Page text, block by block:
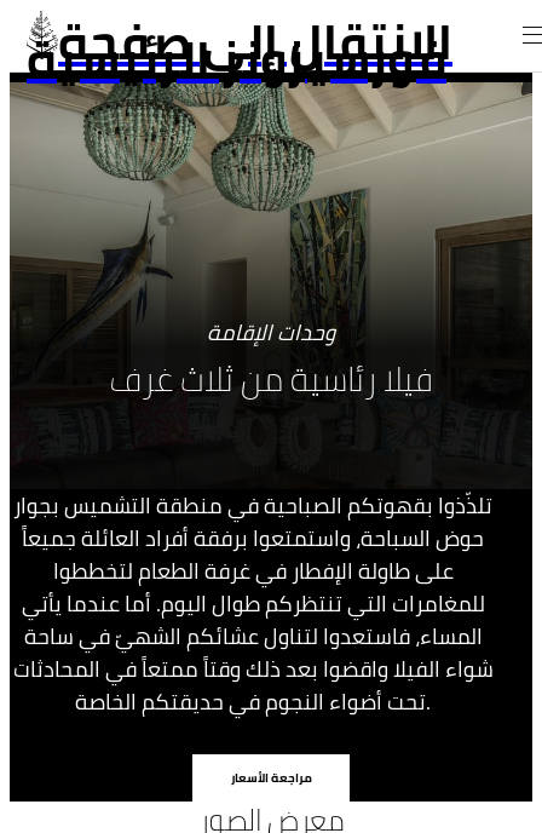
الانتقال إلى صفحة
فورسيزونز الرئيسية
وحدات الإقامة
فيلا رئاسية من ثلاث غرف
تلذّذوا بقهوتكم الصباحية في منطقة التشميس بجوار
حوض السباحة، واستمتعوا برفقة أفراد العائلة جميعاً
على طاولة الإفطار في غرفة الطعام لتخططوا
للمغامرات التي تنتظركم طوال اليوم. أما عندما يأتي
المساء، فاستعدوا لتناول عشائكم الشهيّ في ساحة
شواء الفيلا واقضوا بعد ذلك وقتاً ممتعاً في المحادثات
تحت أضواء النجوم في حديقتكم الخاصة.
مراجعة الأسعار
معرض الصور